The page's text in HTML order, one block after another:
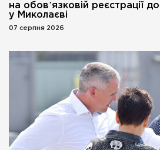
на обовʼязковій реєстрації
у Миколаєві
07 серпня 2026